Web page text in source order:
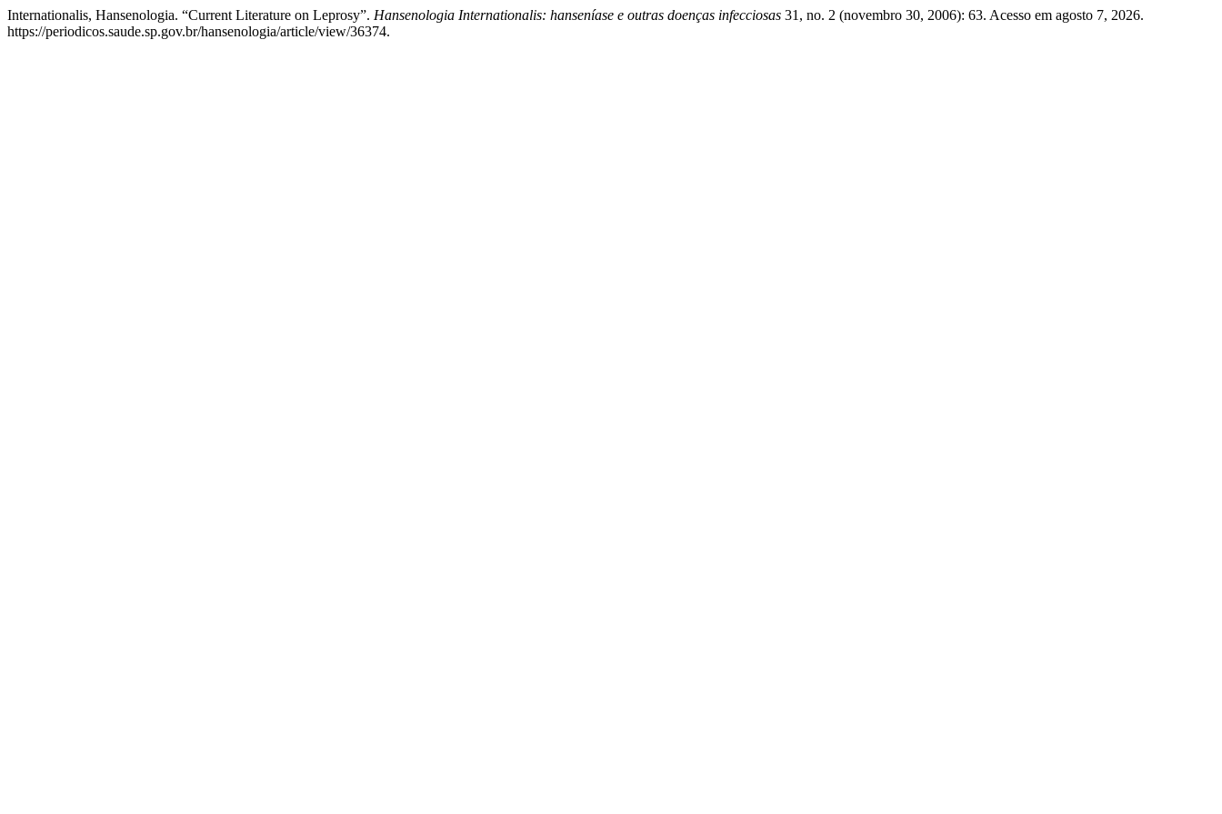
Internationalis, Hansenologia. “Current Literature on Leprosy”. Hansenologia Internationalis: hanseníase e outras doenças infecciosas 31, no. 2 (novembro 30, 2006): 63. Acesso em agosto 7, 2026.
https://periodicos.saude.sp.gov.br/hansenologia/article/view/36374.